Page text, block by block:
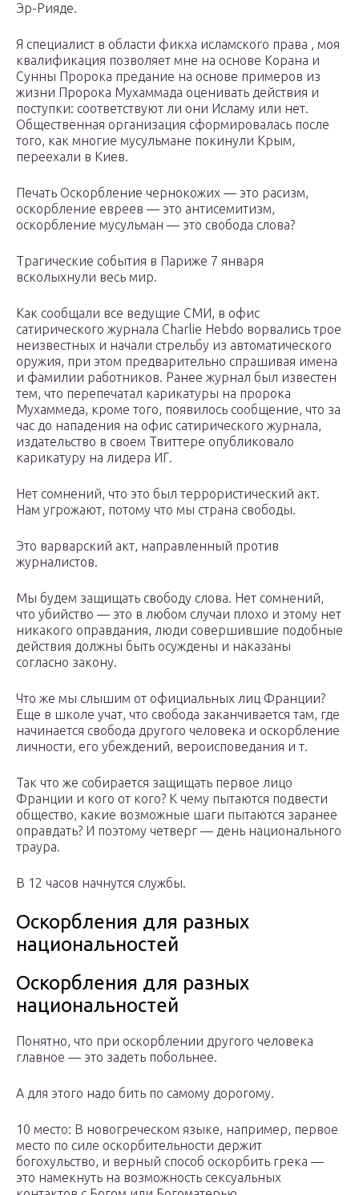
Эр-Рияде.
Я специалист в области фикха исламского права , моя
квалификация позволяет мне на основе Корана и
Сунны Пророка предание на основе примеров из
жизни Пророка Мухаммада оценивать действия и
поступки: соответствуют ли они Исламу или нет.
Общественная организация сформировалась после
того, как многие мусульмане покинули Крым,
переехали в Киев.
Печать Оскорбление чернокожих — это расизм,
оскорбление евреев — это антисемитизм,
оскорбление мусульман — это свобода слова?
Трагические события в Париже 7 января
всколыхнули весь мир.
Как сообщали все ведущие СМИ, в офис
сатирического журнала Charlie Hebdo ворвались трое
неизвестных и начали стрельбу из автоматического
оружия, при этом предварительно спрашивая имена
и фамилии работников. Ранее журнал был известен
тем, что перепечатал карикатуры на пророка
Мухаммеда, кроме того, появилось сообщение, что за
час до нападения на офис сатирического журнала,
издательство в своем Твиттере опубликовало
карикатуру на лидера ИГ.
Нет сомнений, что это был террористический акт.
Нам угрожают, потому что мы страна свободы.
Это варварский акт, направленный против
журналистов.
Мы будем защищать свободу слова. Нет сомнений,
что убийство — это в любом случаи плохо и этому нет
никакого оправдания, люди совершившие подобные
действия должны быть осуждены и наказаны
согласно закону.
Что же мы слышим от официальных лиц Франции?
Еще в школе учат, что свобода заканчивается там, где
начинается свобода другого человека и оскорбление
личности, его убеждений, вероисповедания и т.
Так что же собирается защищать первое лицо
Франции и кого от кого? К чему пытаются подвести
общество, какие возможные шаги пытаются заранее
оправдать? И поэтому четверг — день национального
траура.
В 12 часов начнутся службы.
Оскорбления для разных
национальностей
Оскорбления для разных
национальностей
Понятно, что при оскорблении другого человека
главное — это задеть побольнее.
А для этого надо бить по самому дорогому.
10 место: В новогреческом языке, например, первое
место по силе оскорбительности держит
богохульство, и верный способ оскорбить грека —
это намекнуть на возможность сексуальных